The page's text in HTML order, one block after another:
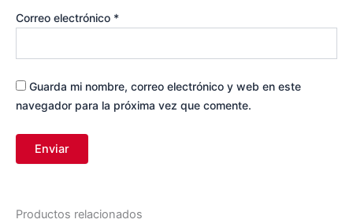
Correo electrónico *
Guarda mi nombre, correo electrónico y web en este
navegador para la próxima vez que comente.
Productos relacionados